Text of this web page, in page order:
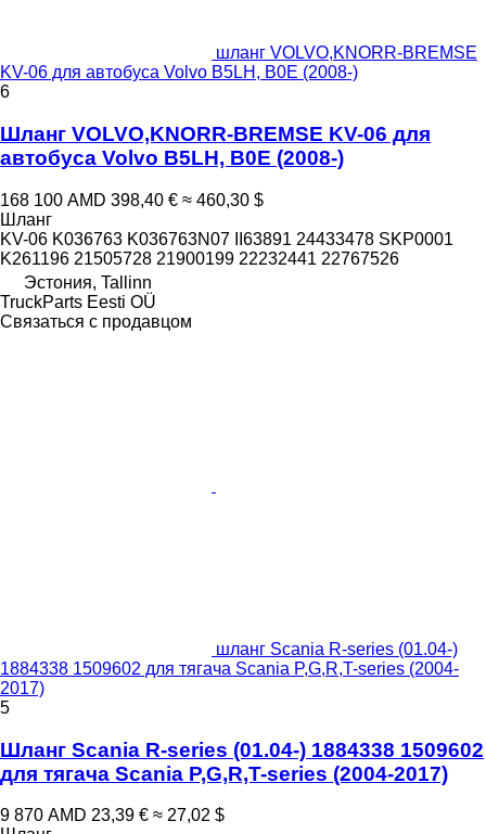
шланг VOLVO,KNORR-BREMSE
KV-06 для автобуса Volvo B5LH, B0E (2008-)
6
Шланг VOLVO,KNORR-BREMSE KV-06 для
автобуса Volvo B5LH, B0E (2008-)
168 100 AMD 398,40 € ≈ 460,30 $
Шланг
KV-06 K036763 K036763N07 II63891 24433478 SKP0001
K261196 21505728 21900199 22232441 22767526
Эстония, Tallinn
TruckParts Eesti OÜ
Связаться с продавцом
шланг Scania R-series (01.04-)
1884338 1509602 для тягача Scania P,G,R,T-series (2004-
2017)
5
Шланг Scania R-series (01.04-) 1884338 1509602
для тягача Scania P,G,R,T-series (2004-2017)
9 870 AMD 23,39 € ≈ 27,02 $